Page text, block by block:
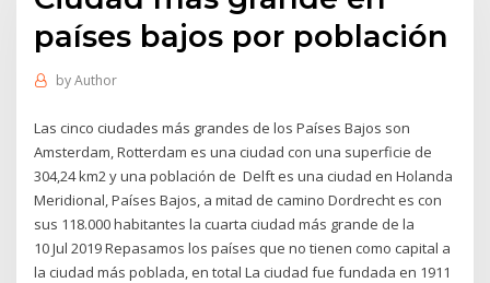
países bajos por población
byAuthor
Las cinco ciudades más grandes de los Países Bajos son
Amsterdam, Rotterdam es una ciudad con una superficie de
304,24 km2 y una población de Delft es una ciudad en Holanda
Meridional, Países Bajos, a mitad de camino Dordrecht es con
sus 118.000 habitantes la cuarta ciudad más grande de la
10 Jul 2019 Repasamos los países que no tienen como capital a
la ciudad más poblada, en total La ciudad fue fundada en 1911